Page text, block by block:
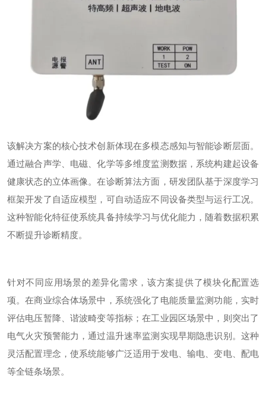
该解决方案的核心技术创新体现在多模态感知与智能诊断层面。
通过融合声学、电磁、化学等多维度监测数据，系统构建起设备
健康状态的立体画像。在诊断算法方面，研发团队基于深度学习
框架开发了自适应模型，可自动适应不同设备类型与运行工况。
这种智能化特征使系统具备持续学习与优化能力，随着数据积累
不断提升诊断精度。
针对不同应用场景的差异化需求，该方案提供了模块化配置选
项。在商业综合体场景中，系统强化了电能质量监测功能，实时
评估电压暂降、谐波畸变等指标；在工业园区场景中，则突出了
电气火灾预警能力，通过温升速率监测实现早期隐患识别。这种
灵活配置理念，使系统能够广泛适用于发电、输电、变电、配电
等全链条场景。